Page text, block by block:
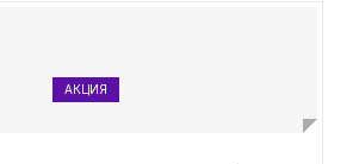
АКЦИЯ